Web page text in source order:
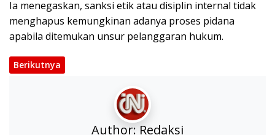
Ia menegaskan, sanksi etik atau disiplin internal tidak
menghapus kemungkinan adanya proses pidana
apabila ditemukan unsur pelanggaran hukum.
Berikutnya
Author:Redaksi